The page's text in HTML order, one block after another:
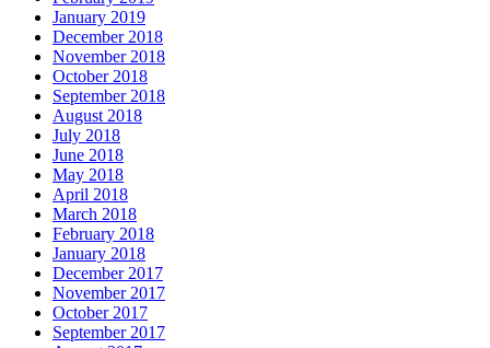
January 2019
December 2018
November 2018
October 2018
September 2018
August 2018
July 2018
June 2018
May 2018
April 2018
March 2018
February 2018
January 2018
December 2017
November 2017
October 2017
September 2017